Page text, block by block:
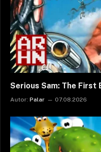
Serious Sam: The First
Autor: Palar 07.08.2026